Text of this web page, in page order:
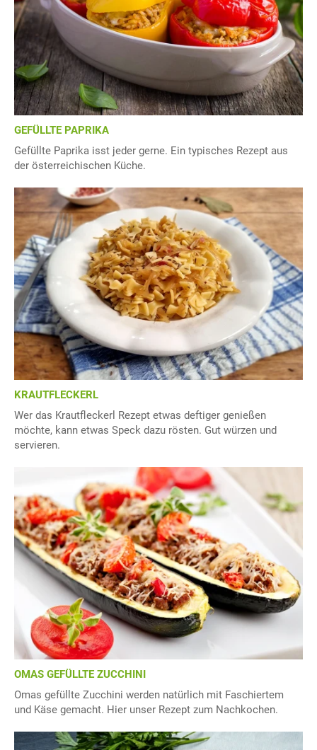
GEFÜLLTE PAPRIKA
Gefüllte Paprika isst jeder gerne. Ein typisches Rezept aus
der österreichischen Küche.
KRAUTFLECKERL
Wer das Krautfleckerl Rezept etwas deftiger genießen
möchte, kann etwas Speck dazu rösten. Gut würzen und
servieren.
OMAS GEFÜLLTE ZUCCHINI
Omas gefüllte Zucchini werden natürlich mit Faschiertem
und Käse gemacht. Hier unser Rezept zum Nachkochen.